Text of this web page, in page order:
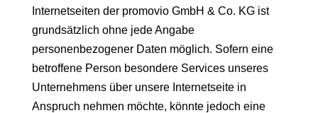
Internetseiten der promovio GmbH & Co. KG ist
grundsätzlich ohne jede Angabe
personenbezogener Daten möglich. Sofern eine
betroffene Person besondere Services unseres
Unternehmens über unsere Internetseite in
Anspruch nehmen möchte, könnte jedoch eine